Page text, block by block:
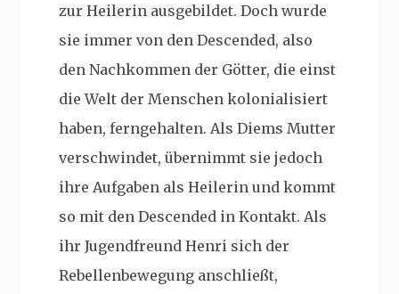
zur Heilerin ausgebildet. Doch wurde
sie immer von den Descended, also
den Nachkommen der Götter, die einst
die Welt der Menschen kolonialisiert
haben, ferngehalten. Als Diems Mutter
verschwindet, übernimmt sie jedoch
ihre Aufgaben als Heilerin und kommt
so mit den Descended in Kontakt. Als
ihr Jugendfreund Henri sich der
Rebellenbewegung anschließt,